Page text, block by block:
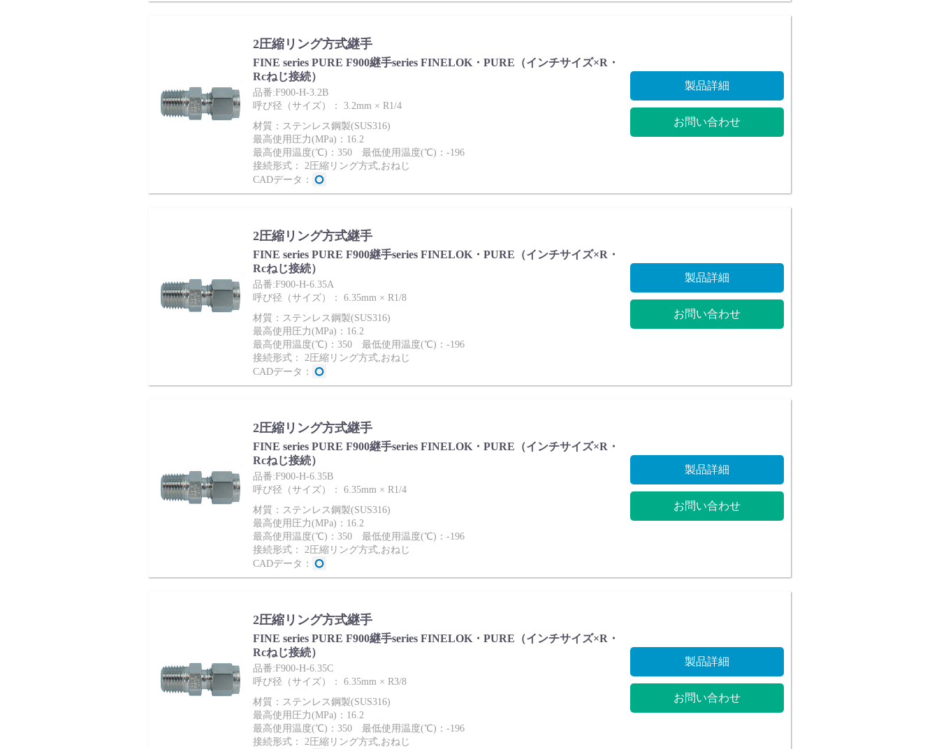
ダウンロード
製品カタログダウンロード
説明会・講習会
2圧縮リング方式継手
FINE series PURE F900継手series FINELOK・PURE（インチサイズ×R・
Rcねじ接続）
品番:F900-H-3.2B
呼び径（サイズ）： 3.2mm × R1/4
材質：ステンレス鋼製(SUS316)
最高使用圧力(MPa)：16.2
最高使用温度(℃)：350 最低使用温度(℃)：-196
接続形式： 2圧縮リング方式,おねじ
CADデータ：
製品詳細
お問い合わせ
2圧縮リング方式継手
FINE series PURE F900継手series FINELOK・PURE（インチサイズ×R・
Rcねじ接続）
品番:F900-H-6.35A
呼び径（サイズ）： 6.35mm × R1/8
材質：ステンレス鋼製(SUS316)
最高使用圧力(MPa)：16.2
最高使用温度(℃)：350 最低使用温度(℃)：-196
接続形式： 2圧縮リング方式,おねじ
CADデータ：
製品詳細
お問い合わせ
2圧縮リング方式継手
FINE series PURE F900継手series FINELOK・PURE（インチサイズ×R・
Rcねじ接続）
品番:F900-H-6.35B
呼び径（サイズ）： 6.35mm × R1/4
材質：ステンレス鋼製(SUS316)
最高使用圧力(MPa)：16.2
最高使用温度(℃)：350 最低使用温度(℃)：-196
接続形式： 2圧縮リング方式,おねじ
CADデータ：
製品詳細
お問い合わせ
2圧縮リング方式継手
FINE series PURE F900継手series FINELOK・PURE（インチサイズ×R・
Rcねじ接続）
品番:F900-H-6.35C
呼び径（サイズ）： 6.35mm × R3/8
材質：ステンレス鋼製(SUS316)
最高使用圧力(MPa)：16.2
最高使用温度(℃)：350 最低使用温度(℃)：-196
接続形式： 2圧縮リング方式,おねじ
製品詳細
お問い合わせ